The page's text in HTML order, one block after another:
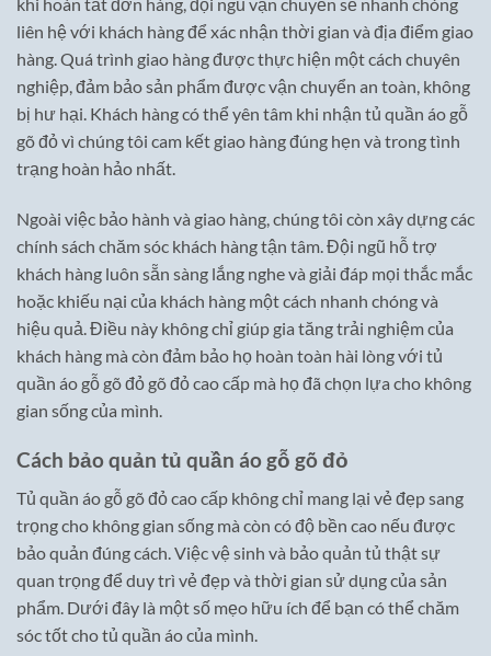
khi hoàn tất đơn hàng, đội ngũ vận chuyển sẽ nhanh chóng
liên hệ với khách hàng để xác nhận thời gian và địa điểm giao
hàng. Quá trình giao hàng được thực hiện một cách chuyên
nghiệp, đảm bảo sản phẩm được vận chuyển an toàn, không
bị hư hại. Khách hàng có thể yên tâm khi nhận tủ quần áo gỗ
gõ đỏ vì chúng tôi cam kết giao hàng đúng hẹn và trong tình
trạng hoàn hảo nhất.
Ngoài việc bảo hành và giao hàng, chúng tôi còn xây dựng các
chính sách chăm sóc khách hàng tận tâm. Đội ngũ hỗ trợ
khách hàng luôn sẵn sàng lắng nghe và giải đáp mọi thắc mắc
hoặc khiếu nại của khách hàng một cách nhanh chóng và
hiệu quả. Điều này không chỉ giúp gia tăng trải nghiệm của
khách hàng mà còn đảm bảo họ hoàn toàn hài lòng với tủ
quần áo gỗ gõ đỏ gõ đỏ cao cấp mà họ đã chọn lựa cho không
gian sống của mình.
Cách bảo quản tủ quần áo gỗ gõ đỏ
Tủ quần áo gỗ gõ đỏ cao cấp không chỉ mang lại vẻ đẹp sang
trọng cho không gian sống mà còn có độ bền cao nếu được
bảo quản đúng cách. Việc vệ sinh và bảo quản tủ thật sự
quan trọng để duy trì vẻ đẹp và thời gian sử dụng của sản
phẩm. Dưới đây là một số mẹo hữu ích để bạn có thể chăm
sóc tốt cho tủ quần áo của mình.